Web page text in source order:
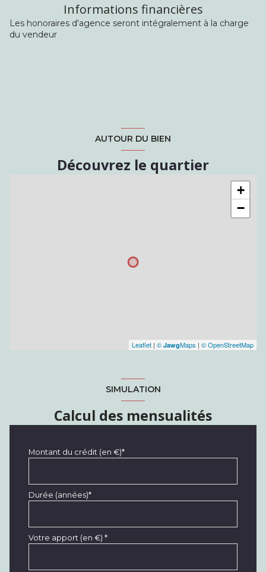
Informations financières
Les honoraires d'agence seront intégralement à la charge
du vendeur
AUTOUR DU BIEN
Découvrez le quartier
+
−
Leaflet | © JawgMaps | © OpenStreetMap
SIMULATION
Calcul des mensualités
Montant du crédit (en €)*
Durée (années)*
Votre apport (en €) *